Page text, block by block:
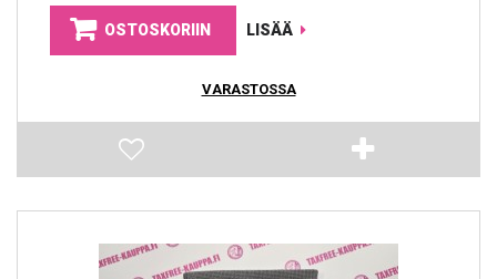
OSTOSKORIIN LISÄÄ
VARASTOSSA